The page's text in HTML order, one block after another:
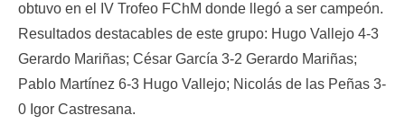
obtuvo en el IV Trofeo FChM donde llegó a ser campeón.
Resultados destacables de este grupo: Hugo Vallejo 4-3
Gerardo Mariñas; César García 3-2 Gerardo Mariñas;
Pablo Martínez 6-3 Hugo Vallejo; Nicolás de las Peñas 3-
0 Igor Castresana.